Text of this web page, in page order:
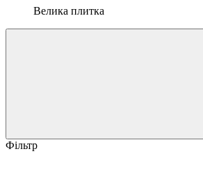
Велика плитка
Фільтр